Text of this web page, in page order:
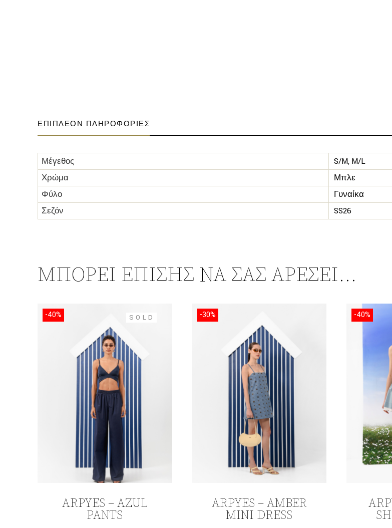
ΕΠΙΠΛΈΟΝ ΠΛΗΡΟΦΟΡΊΕΣ
Μέγεθος
S/M, M/L
Χρώμα
Μπλε
Φύλο
Γυναίκα
Σεζόν
SS26
ΜΠΟΡΕΊ ΕΠΊΣΗΣ ΝΑ ΣΑΣ ΑΡΈΣΕΙ…
-40% SOLD
ARPYES – AZUL
PANTS
-30%
ARPYES – AMBER
MINI DRESS
-40%